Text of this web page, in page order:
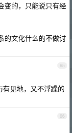
变的，只能说只有经
的文化什么的不做讨
65
见地，又不浮躁的
66